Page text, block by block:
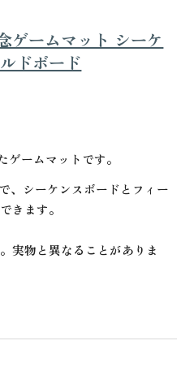
ゲームマット シーケ
ドボード
ームマットです。
、シーケンスボードとフィー
きます。
実物と異なることがありま